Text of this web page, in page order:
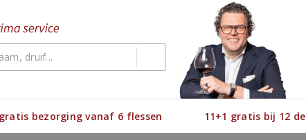
gratis bezorging vanaf 6 flessen 11+1 gratis bij 12